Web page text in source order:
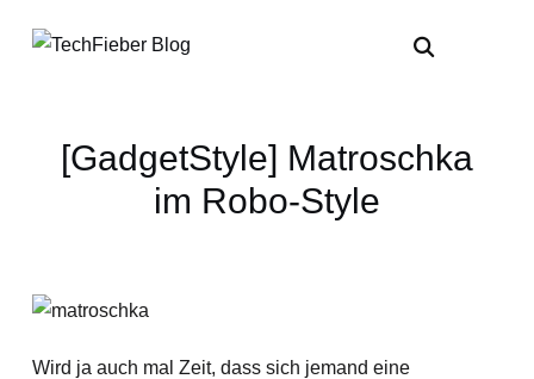
[GadgetStyle] Matroschka
im Robo-Style
Wird ja auch mal Zeit, dass sich jemand eine